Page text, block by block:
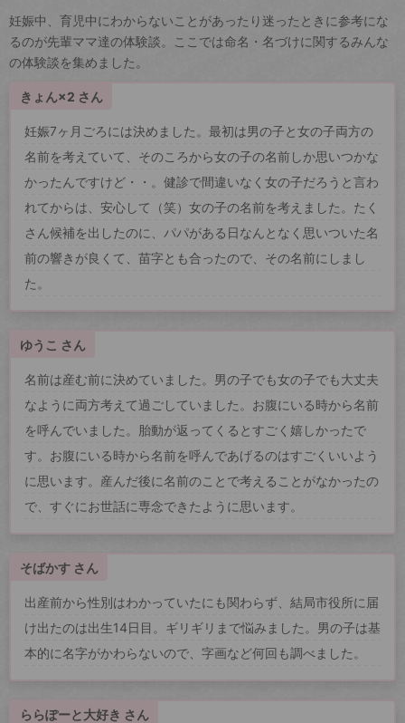
妊娠中、育児中にわからないことがあったり迷ったときに参考にな
るのが先輩ママ達の体験談。ここでは命名・名づけに関するみんな
の体験談を集めました。
きょん×2 さん
妊娠7ヶ月ごろには決めました。最初は男の子と女の子両方の
名前を考えていて、そのころから女の子の名前しか思いつかな
かったんですけど・・。健診で間違いなく女の子だろうと言わ
れてからは、安心して（笑）女の子の名前を考えました。たく
さん候補を出したのに、パパがある日なんとなく思いついた名
前の響きが良くて、苗字とも合ったので、その名前にしまし
た。
ゆうこ さん
名前は産む前に決めていました。男の子でも女の子でも大丈夫
なように両方考えて過ごしていました。お腹にいる時から名前
を呼んでいました。胎動が返ってくるとすごく嬉しかったで
す。お腹にいる時から名前を呼んであげるのはすごくいいよう
に思います。産んだ後に名前のことで考えることがなかったの
で、すぐにお世話に専念できたように思います。
そばかす さん
出産前から性別はわかっていたにも関わらず、結局市役所に届
け出たのは出生14日目。ギリギリまで悩みました。男の子は基
本的に名字がかわらないので、字画など何回も調べました。
ららぽーと大好き さん